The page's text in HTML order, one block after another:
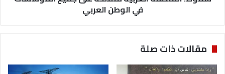
ل
ص
ا
ع
في الوطن العربي
مقالات ذات صلة